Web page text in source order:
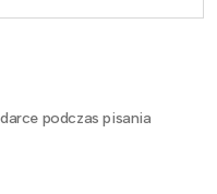
podczas pisania